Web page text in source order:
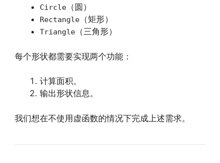
Circle （圆）
Rectangle （矩形）
Triangle （三角形）
每个形状都需要实现两个功能：
计算面积。
输出形状信息。
我们想在不使用虚函数的情况下完成上述需求。